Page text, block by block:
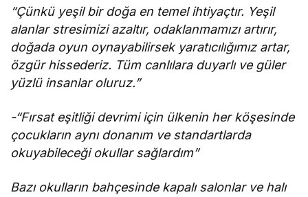
“Çünkü yeşil bir doğa en temel ihtiyaçtır. Yeşil
alanlar stresimizi azaltır, odaklanmamızı artırır,
doğada oyun oynayabilirsek yaratıcılığımız artar,
özgür hissederiz. Tüm canlılara duyarlı ve güler
yüzlü insanlar oluruz.”
-“Fırsat eşitliği devrimi için ülkenin her köşesinde
çocukların aynı donanım ve standartlarda
okuyabileceği okullar sağlardım”
Bazı okulların bahçesinde kapalı salonlar ve halı